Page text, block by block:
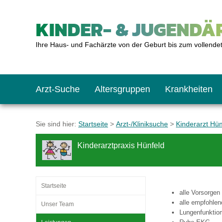
KINDER- &
Ihre Haus- und Fachärzte von der Geburt bis zum
Arzt-Suche Altersgruppen
Das erste Jahr
Jugendliche
Krankheiten
Baby: U1 bis U6
Teenager: J1 bis J2
Impfkalender
Impfreaktionen
Notrufnummern
Sofortmaßnahmen
Notdienste
Link-Tipps
BMI-Rechner
Wachstum-Rechner
Sie sind hier: Startseite > Arzt-/Kliniksuche > Kinderarzt
Kinderarztpraxis Hünfeld
Startseite
Unser Team
alle Vorsorgen
alle